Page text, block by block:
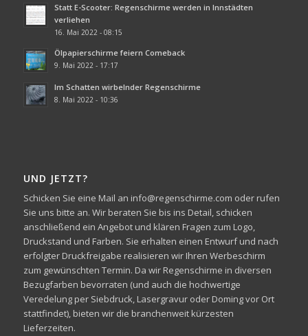
Statt E-Scooter: Regenschirme werden in Innstädten
verliehen
16. Mai 2022 - 08:15
Ölpapierschirme feiern Comeback
9. Mai 2022 - 17:17
Im Schatten wirbelnder Regenschirme
8. Mai 2022 - 10:36
UND JETZT?
Schicken Sie eine Mail an info@regenschirme.com oder rufen
Sie uns bitte an. Wir beraten Sie bis ins Detail, schicken
anschließend ein Angebot und klären Fragen zum Logo,
Druckstand und Farben. Sie erhalten einen Entwurf und nach
erfolgter Druckfreigabe realisieren wir Ihren Werbeschirm
zum gewünschten Termin. Da wir Regenschirme in diversen
Bezugfarben bevorraten (und auch die hochwertige
Veredelung per Siebdruck, Lasergravur oder Doming vor Ort
stattfindet), bieten wir die branchenweit kürzesten
Lieferzeiten.